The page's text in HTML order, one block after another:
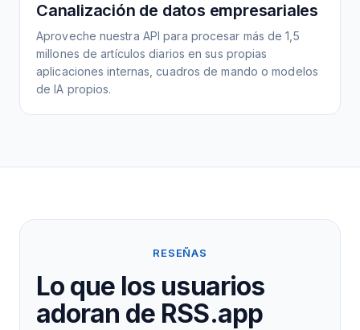
Canalización de datos empresariales
Aproveche nuestra API para procesar más de 1,5
millones de artículos diarios en sus propias
aplicaciones internas, cuadros de mando o modelos
de IA propios.
RESEÑAS
Lo que los usuarios
adoran de RSS.app